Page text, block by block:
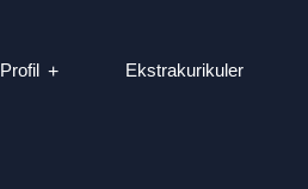
Profil Ekstrakurikuler